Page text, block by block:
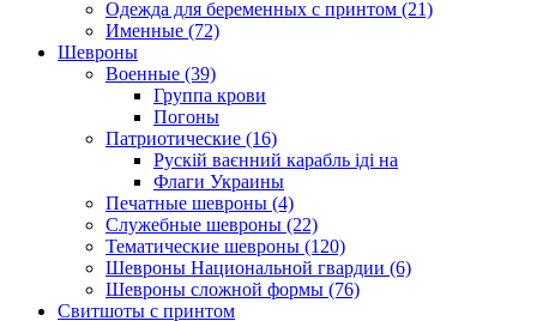
Одежда для беременных с принтом (21)
Именные (72)
Шевроны
Военные (39)
Группа крови
Погоны
Патриотические (16)
Рускій ваєнний карабль іді на
Флаги Украины
Печатные шевроны (4)
Служебные шевроны (22)
Тематические шевроны (120)
Шевроны Национальной гвардии (6)
Шевроны сложной формы (76)
Свитшоты с принтом